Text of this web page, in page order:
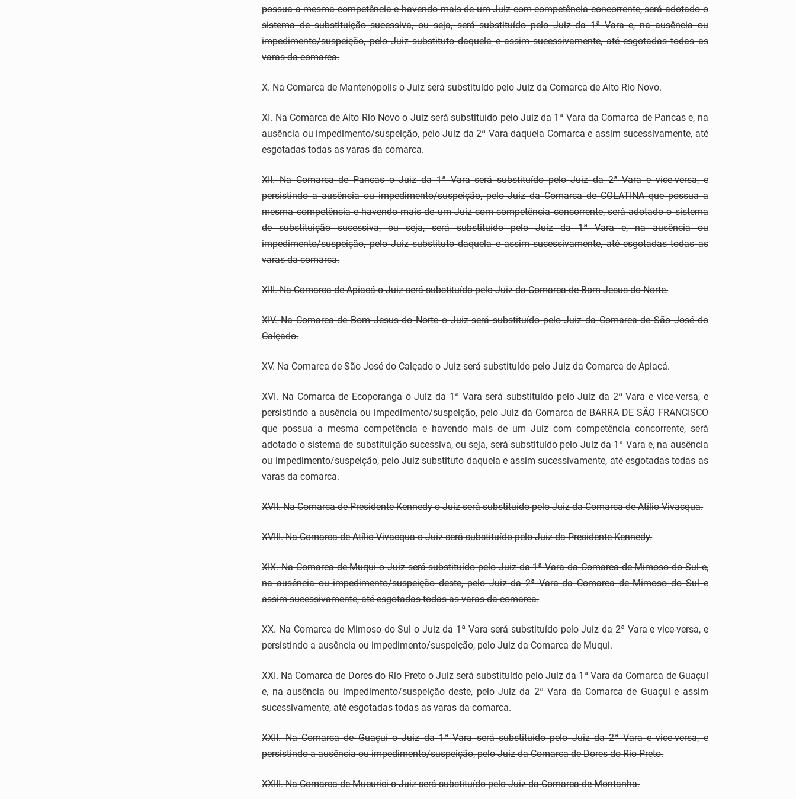
possua a mesma competência e havendo mais de um Juiz com competência concorrente, será adotado o
sistema de substituição sucessiva, ou seja, será substituído pelo Juiz da 1ª Vara e, na ausência ou
impedimento/suspeição, pelo Juiz substituto daquela e assim sucessivamente, até esgotadas todas as
varas da comarca.
X. Na Comarca de Mantenópolis o Juiz será substituído pelo Juiz da Comarca de Alto Rio Novo.
XI. Na Comarca de Alto Rio Novo o Juiz será substituído pelo Juiz da 1ª Vara da Comarca de Pancas e, na
ausência ou impedimento/suspeição, pelo Juiz da 2ª Vara daquela Comarca e assim sucessivamente, até
esgotadas todas as varas da comarca.
XII. Na Comarca de Pancas o Juiz da 1ª Vara será substituído pelo Juiz da 2ª Vara e vice-versa, e
persistindo a ausência ou impedimento/suspeição, pelo Juiz da Comarca de COLATINA que possua a
mesma competência e havendo mais de um Juiz com competência concorrente, será adotado o sistema
de substituição sucessiva, ou seja, será substituído pelo Juiz da 1ª Vara e, na ausência ou
impedimento/suspeição, pelo Juiz substituto daquela e assim sucessivamente, até esgotadas todas as
varas da comarca.
XIII. Na Comarca de Apiacá o Juiz será substituído pelo Juiz da Comarca de Bom Jesus do Norte.
XIV. Na Comarca de Bom Jesus do Norte o Juiz será substituído pelo Juiz da Comarca de São José do
Calçado.
XV. Na Comarca de São José do Calçado o Juiz será substituído pelo Juiz da Comarca de Apiacá.
XVI. Na Comarca de Ecoporanga o Juiz da 1ª Vara será substituído pelo Juiz da 2ª Vara e vice-versa, e
persistindo a ausência ou impedimento/suspeição, pelo Juiz da Comarca de BARRA DE SÃO FRANCISCO
que possua a mesma competência e havendo mais de um Juiz com competência concorrente, será
adotado o sistema de substituição sucessiva, ou seja, será substituído pelo Juiz da 1ª Vara e, na ausência
ou impedimento/suspeição, pelo Juiz substituto daquela e assim sucessivamente, até esgotadas todas as
varas da comarca.
XVII. Na Comarca de Presidente Kennedy o Juiz será substituído pelo Juiz da Comarca de Atílio Vivacqua.
XVIII. Na Comarca de Atílio Vivacqua o Juiz será substituído pelo Juiz da Presidente Kennedy.
XIX. Na Comarca de Muqui o Juiz será substituído pelo Juiz da 1ª Vara da Comarca de Mimoso do Sul e,
na ausência ou impedimento/suspeição deste, pelo Juiz da 2ª Vara da Comarca de Mimoso do Sul e
assim sucessivamente, até esgotadas todas as varas da comarca.
XX. Na Comarca de Mimoso do Sul o Juiz da 1ª Vara será substituído pelo Juiz da 2ª Vara e vice-versa, e
persistindo a ausência ou impedimento/suspeição, pelo Juiz da Comarca de Muqui.
XXI. Na Comarca de Dores do Rio Preto o Juiz será substituído pelo Juiz da 1ª Vara da Comarca de Guaçuí
e, na ausência ou impedimento/suspeição deste, pelo Juiz da 2ª Vara da Comarca de Guaçuí e assim
sucessivamente, até esgotadas todas as varas da comarca.
XXII. Na Comarca de Guaçuí o Juiz da 1ª Vara será substituído pelo Juiz da 2ª Vara e vice-versa, e
persistindo a ausência ou impedimento/suspeição, pelo Juiz da Comarca de Dores do Rio Preto.
XXIII. Na Comarca de Mucurici o Juiz será substituído pelo Juiz da Comarca de Montanha.